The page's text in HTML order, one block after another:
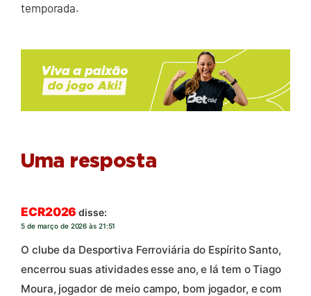
temporada.
Uma resposta
ECR2026 disse:
5 de março de 2026 às 21:51
O clube da Desportiva Ferroviária do Espírito Santo,
encerrou suas atividades esse ano, e lá tem o Tiago
Moura, jogador de meio campo, bom jogador, e com